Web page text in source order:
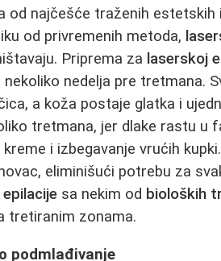
od najčešće traženih
od privremenih metoda,
Priprema za laserskoj
nedelja pre tretmana.
a koža postaje glatka i
tretmana, jer dlake rastu u
i izbegavanje vrućih
eliminišući potrebu za
epilacije sa nekim od bioloških
tretiranim zonama.
podmlađivanje